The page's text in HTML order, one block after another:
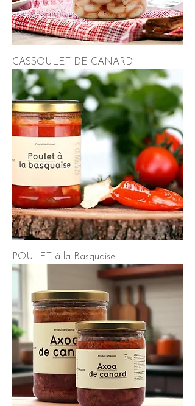
CASSOULET DE CANARD
POULET à la Basquaise